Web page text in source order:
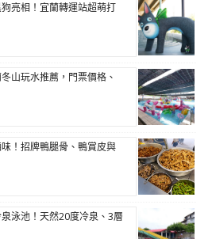
狗亮相！宜蘭轉運站超萌打
山玩水推薦，門票價格、
味！招牌鴨腿骨、鴨賞皮與
泉泳池！天然20度冷泉、3層